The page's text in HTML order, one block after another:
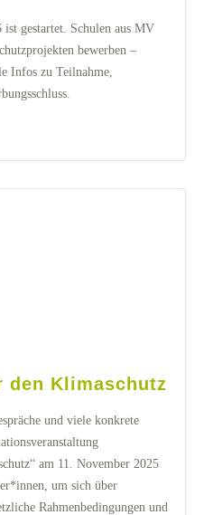
gestartet. Schulen aus MV
bewerben –
Infos zu Teilnahme,
den Klimaschutz
und viele konkrete
am 11. November 2025
um sich über
Rahmenbedingungen und